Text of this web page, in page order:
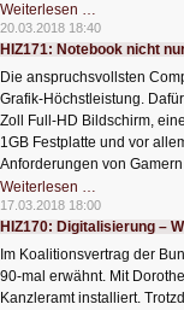
Weiterlesen …
Fusion
der
20.03.2018 18:40
HIZ171: Notebook nicht
Die anspruchsvollsten
Grafik-Höchstleistung.
Zoll Full-HD Bildschirm,
1GB Festplatte und vor
Anforderungen von
Weiterlesen …
Notebook
nicht
nur
Gamer
17.03.2018 18:00
HIZ170: Digitalisierung –
Im Koalitionsvertrag der
90-mal erwähnt. Mit
Kanzleramt installiert.